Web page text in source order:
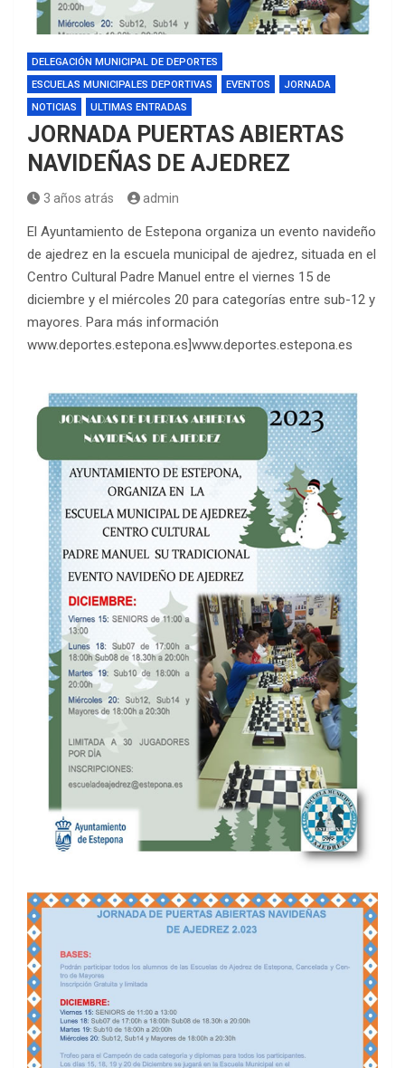
DELEGACIÓN MUNICIPAL DE DEPORTES
ESCUELAS MUNICIPALES DEPORTIVAS
EVENTOS
JORNADA
NOTICIAS
ULTIMAS ENTRADAS
JORNADA PUERTAS ABIERTAS
NAVIDEÑAS DE AJEDREZ
3 años atrás admin
El Ayuntamiento de Estepona organiza un evento navideño
de ajedrez en la escuela municipal de ajedrez, situada en el
Centro Cultural Padre Manuel entre el viernes 15 de
diciembre y el miércoles 20 para categorías entre sub-12 y
mayores. Para más información
www.deportes.estepona.es]www.deportes.estepona.es